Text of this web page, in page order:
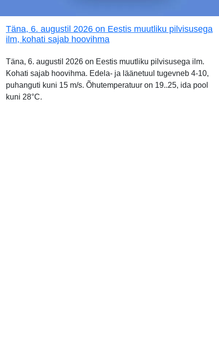
Täna, 6. augustil 2026 on Eestis muutliku pilvisusega
ilm, kohati sajab hoovihma
Täna, 6. augustil 2026 on Eestis muutliku pilvisusega ilm.
Kohati sajab hoovihma. Edela- ja läänetuul tugevneb 4-10,
puhanguti kuni 15 m/s. Õhutemperatuur on 19..25, ida pool
kuni 28°C.